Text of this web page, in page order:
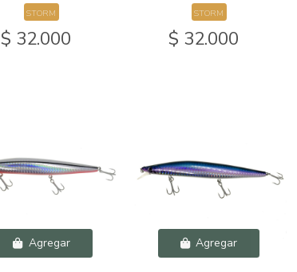
STORM
$ 32.000
STORM
$ 32.000
Agregar Agregar